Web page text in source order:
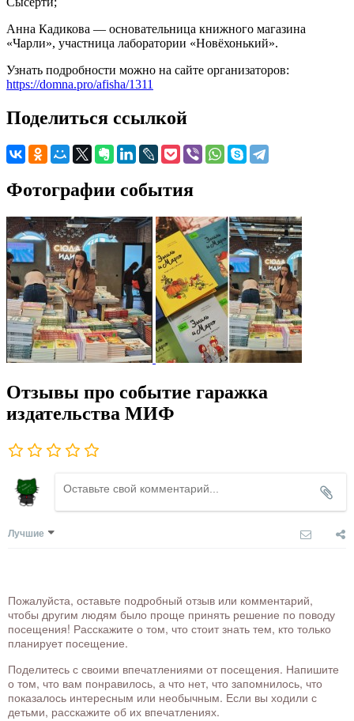
Анна Кадикова — основательница книжного магазина
«Чарли», участница лаборатории «Новёхонький».
Узнать подробности можно на сайте организаторов:
https://domna.pro/afisha/1311
Поделиться ссылкой
Фотографии события
Отзывы про событие гаражка
издательства МИФ
Лучшие
Пожалуйста, оставьте подробный отзыв или комментарий,
чтобы другим людям было проще принять решение по поводу
посещения! Расскажите о том, что стоит знать тем, кто только
планирует посещение.
Поделитесь с своими впечатлениями от посещения. Напишите
о том, что вам понравилось, а что нет, что запомнилось, что
показалось интересным или необычным. Если вы ходили с
детьми, расскажите об их впечатлениях.